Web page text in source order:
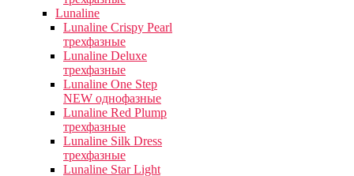
Lunaline
Lunaline Crispy Pearl
трехфазные
Lunaline Deluxe
трехфазные
Lunaline One Step
NEW однофазные
Lunaline Red Plump
трехфазные
Lunaline Silk Dress
трехфазные
Lunaline Star Light